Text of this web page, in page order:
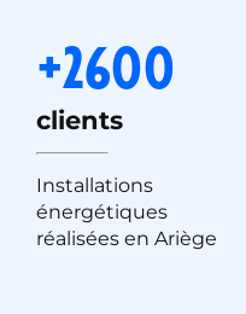
+2600
clients
Installations
énergétiques
réalisées en Ariège